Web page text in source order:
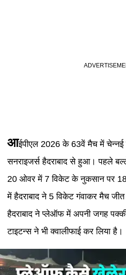
आईपीएल 2026 के 63वें मैच में चेन्नई
सनराइजर्स हैदराबाद से हुआ। पहले
20 ओवर में 7 विकेट के नुकसान पर
में हैदराबाद ने 5 विकेट गंवाकर मैच
हैदराबाद ने प्लेऑफ में अपनी जगह
टाइटन्स ने भी क्वालीफाई कर लिया है।